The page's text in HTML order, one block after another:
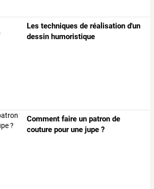
Les techniques de réalisation d'un
dessin humoristique
Comment faire un patron de
couture pour une jupe ?